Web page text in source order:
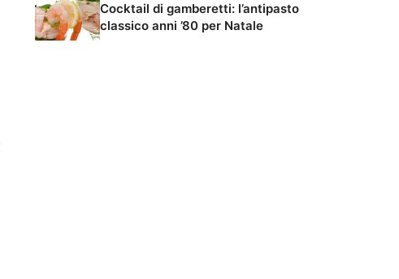
Cocktail di gamberetti: l’antipasto
classico anni ’80 per Natale